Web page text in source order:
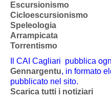
Escursionismo
Cicloescursionismo
Speleologia
Arrampicata
Torrentismo
Il CAI Cagliari pubblica
Gennargentu, in formato
pubblicato nel sito.
Scarica tutti i notiziari